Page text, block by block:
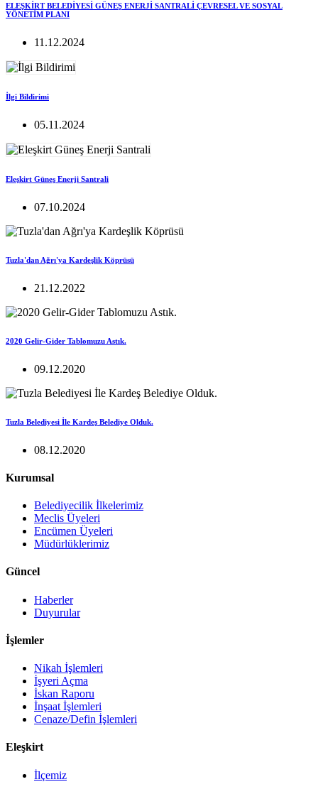
ELEŞKİRT BELEDİYESİ GÜNEŞ ENERJİ SANTRALİ ÇEVRESEL VE SOSYAL
YÖNETİM PLANI
11.12.2024
İlgi Bildirimi
05.11.2024
Eleşkirt Güneş Enerji Santrali
07.10.2024
Tuzla'dan Ağrı'ya Kardeşlik Köprüsü
21.12.2022
2020 Gelir-Gider Tablomuzu Astık.
09.12.2020
Tuzla Belediyesi İle Kardeş Belediye Olduk.
08.12.2020
Kurumsal
Belediyecilik İlkelerimiz
Meclis Üyeleri
Encümen Üyeleri
Müdürlüklerimiz
Güncel
Haberler
Duyurular
İşlemler
Nikah İşlemleri
İşyeri Açma
İskan Raporu
İnşaat İşlemleri
Cenaze/Defin İşlemleri
Eleşkirt
İlçemiz